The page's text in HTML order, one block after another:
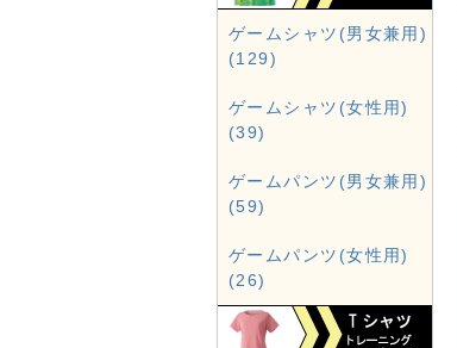
ゲームシャツ(男女兼用)
(129)
ゲームシャツ(女性用)
(39)
ゲームパンツ(男女兼用)
(59)
ゲームパンツ(女性用)
(26)